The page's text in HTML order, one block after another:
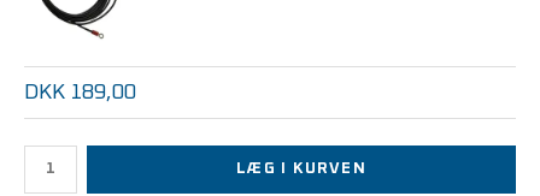
DKK 189,00
LÆG I KURVEN